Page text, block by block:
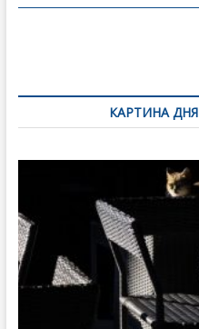
o
в
по
записямКАРТИНА ДНЯ